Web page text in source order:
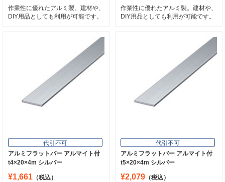
作業性に優れたアルミ製。建材や、
DIY用品としても利用が可能です。
作業性に優れたアルミ製。建材や、
DIY用品としても利用が可能です。
代引不可
アルミフラットバー アルマイト付
t4×20×4m シルバー
¥1,661 （税込）
代引不可
アルミフラットバー アルマイト付
t5×20×4m シルバー
¥2,079 （税込）